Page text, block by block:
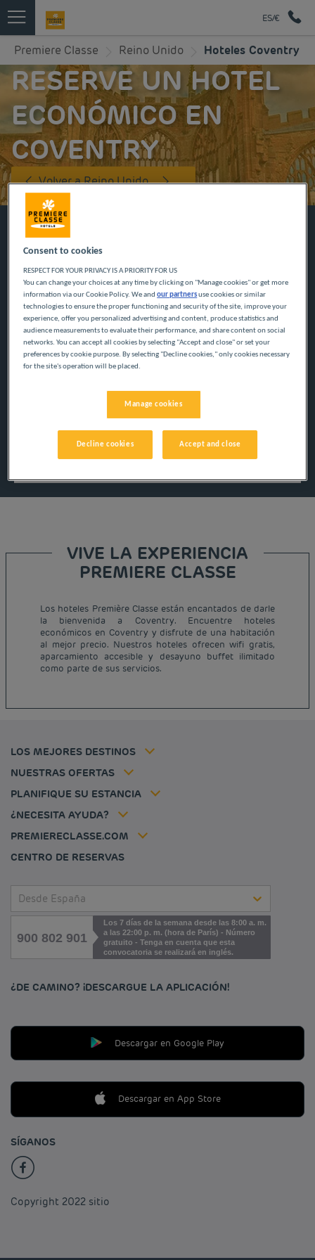
ES/€
Premiere Classe Reino Unido Hoteles Coventry
RESERVE UN HOTEL
ECONÓMICO EN
COVENTRY
Volver a Reino Unido
RESERVE AHORA EN NUESTROS
HOTELES PREMIÈRE CLASSE
Navigate forward to interact with the calendar and select
Encontrar un hotel
Añadir un código especial
VIVE LA EXPERIENCIA
PREMIERE CLASSE
Los hoteles Première Classe están encantados de darle
la bienvenida a Coventry. Encuentre hoteles
económicos en Coventry y disfrute de una habitación
al mejor precio. Nuestros hoteles ofrecen wifi gratis,
aparcamiento accesible y desayuno buffet ilimitado
como parte de sus servicios.
LOS MEJORES DESTINOS
Hoteles baratos París
Hoteles baratos Francia
Hoteles baratos Marsella
Hoteles baratos Burdeos
Hoteles baratos Toulouse
NUESTRAS OFERTAS
Tarifa del miembro
PLANIFIQUE SU ESTANCIA
Mi reserva
Politique animaux de compagnie
¿NECESITA AYUDA?
PREMIERECLASSE.COM
Avisos legales
Términos y Condiciones Generales
Tax policy
Empleo
Jin Jiang International
CENTRO DE RESERVAS
Desde España
900 802 901
Los 7 días de la semana desde las 8:00 a. m.
a las 22:00 p. m. (hora de París) - Número
gratuito - Tenga en cuenta que esta
convocatoria se realizará en inglés.
¿DE CAMINO? ¡DESCARGUE LA APLICACIÓN!
Descargar en Google Play
Descargar en App Store
SÍGANOS
Copyright 2022 sitio
Consent to cookies
RESPECT FOR YOUR PRIVACY IS A PRIORITY FOR US
You can change your choices at any time by clicking on "Manage cookies" or get more
information via our Cookie Policy. We andour partnersuse cookies or similar
technologies to ensure the proper functioning and security of the site, improve your
experience, offer you personalized advertising and content, produce statistics and
audience measurements to evaluate their performance, and share content on social
networks. You can accept all cookies by selecting "Accept and close" or set your
preferences by cookie purpose. By selecting "Decline cookies," only cookies necessary
for the site's operation will be placed.
Manage cookies
Decline cookies Accept and close